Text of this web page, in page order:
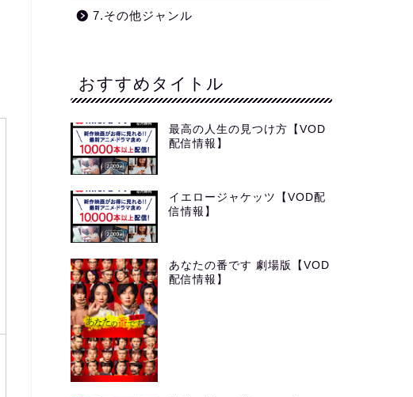
7.その他ジャンル
おすすめタイトル
最高の人生の見つけ方【VOD
配信情報】
イエロージャケッツ【VOD配
信情報】
あなたの番です 劇場版【VOD
配信情報】